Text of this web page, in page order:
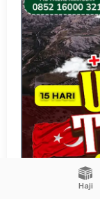
Haji